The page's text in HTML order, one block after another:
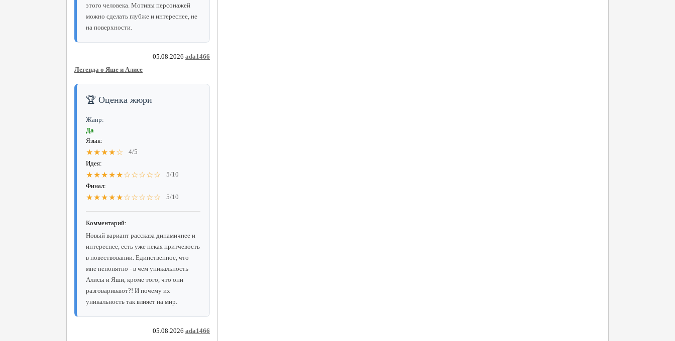
этого человека. Мотивы персонажей
можно сделать глубже и интереснее, не
на поверхности.
05.08.2026 ada1466
Легенда о Яше и Алисе
🏆 Оценка жюри
Жанр:
Да
Язык:
★★★★☆
4/5
Идея:
★★★★★☆☆☆☆☆
5/10
Финал:
★★★★★☆☆☆☆☆ 5/10
Комментарий:
Новый вариант рассказа динамичнее и
интереснее, есть уже некая притчевость
в повествовании. Единственное, что
мне непонятно - в чем уникальность
Алисы и Яши, кроме того, что они
разговаривают?! И почему их
уникальность так влияет на мир.
05.08.2026 ada1466